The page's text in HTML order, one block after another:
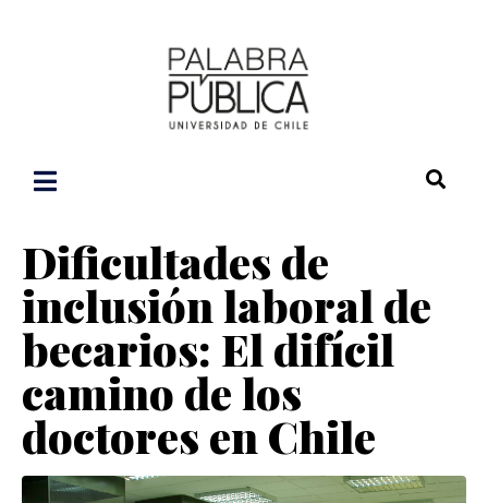
Dificultades de
inclusión laboral de
becarios: El difícil
camino de los
doctores en Chile